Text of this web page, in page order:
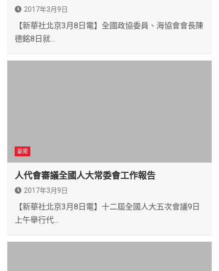
2017年3月9日
【新華社北京3月8日電】全國政協委員、海協會會長陳
德銘8日就…
要聞
人代會審議全國人大常委會工作報告
2017年3月9日
【新華社北京3月8日電】十二屆全國人大五次會議9日
上午舉行代…